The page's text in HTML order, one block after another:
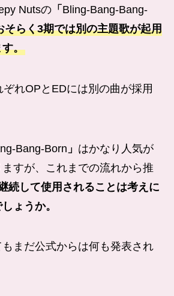
Nutsの「 Bling-Bang-Bang-
そらく3期では別の主題歌が起用
す。
れOPとEDには別の曲が採用
Bang-Born 」 はかなり人気が
すが、これまでの流れから推
続して使用されることは考えに
ょうか。
まだ公式からは何も発表され